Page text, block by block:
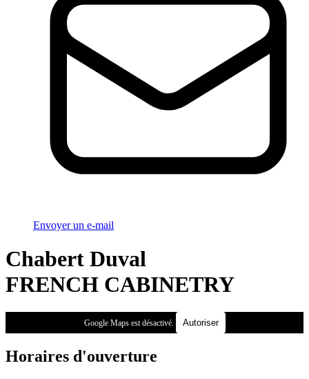
Envoyer un e-mail
Chabert Duval
FRENCH CABINETRY
Google Maps est désactivé. Autoriser
Horaires d'ouverture